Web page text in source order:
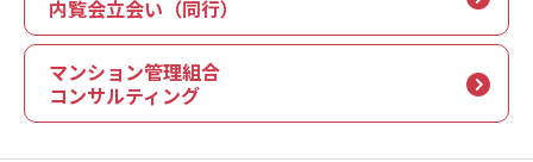
内覧会立会い（同行）
マンション管理組合
コンサルティング